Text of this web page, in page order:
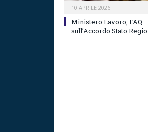
10 APRILE 2026
Ministero Lavoro, FAQ
sull’Accordo Stato